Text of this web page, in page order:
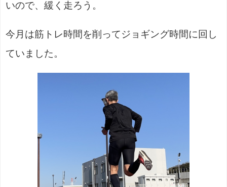
いので、緩く走ろう。
今月は筋トレ時間を削ってジョギング時間に回し
ていました。